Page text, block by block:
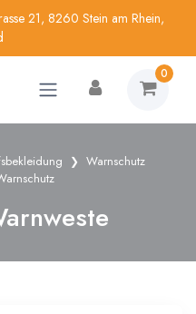
21, 8260 Stein am Rhein,
0
Warnschutz